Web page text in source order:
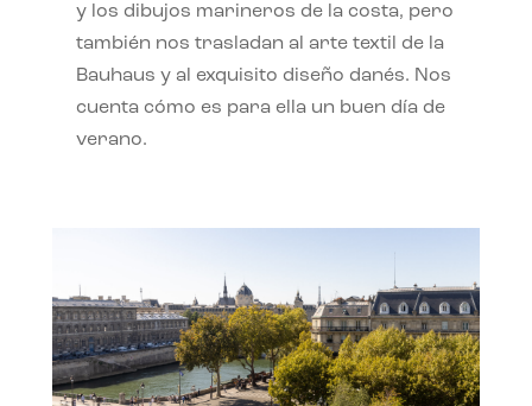
y los dibujos marineros de la costa, pero
también nos trasladan al arte textil de la
Bauhaus y al exquisito diseño danés. Nos
cuenta cómo es para ella un buen día de
verano.